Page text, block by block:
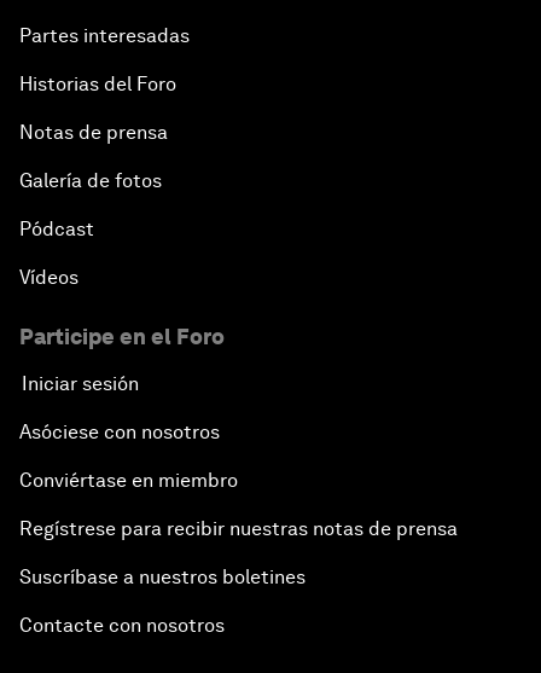
Partes interesadas
Historias del Foro
Notas de prensa
Galería de fotos
Pódcast
Vídeos
Participe en el Foro
Iniciar sesión
Asóciese con nosotros
Conviértase en miembro
Regístrese para recibir nuestras notas de prensa
Suscríbase a nuestros boletines
Contacte con nosotros